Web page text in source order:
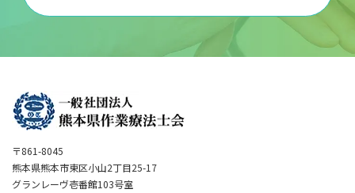
〒861-8045
熊本県熊本市東区小山2丁目25-17
グランレーヴ壱番館103号室